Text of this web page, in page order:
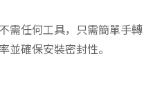
需任何工具，只需簡單手轉
並確保安裝密封性。